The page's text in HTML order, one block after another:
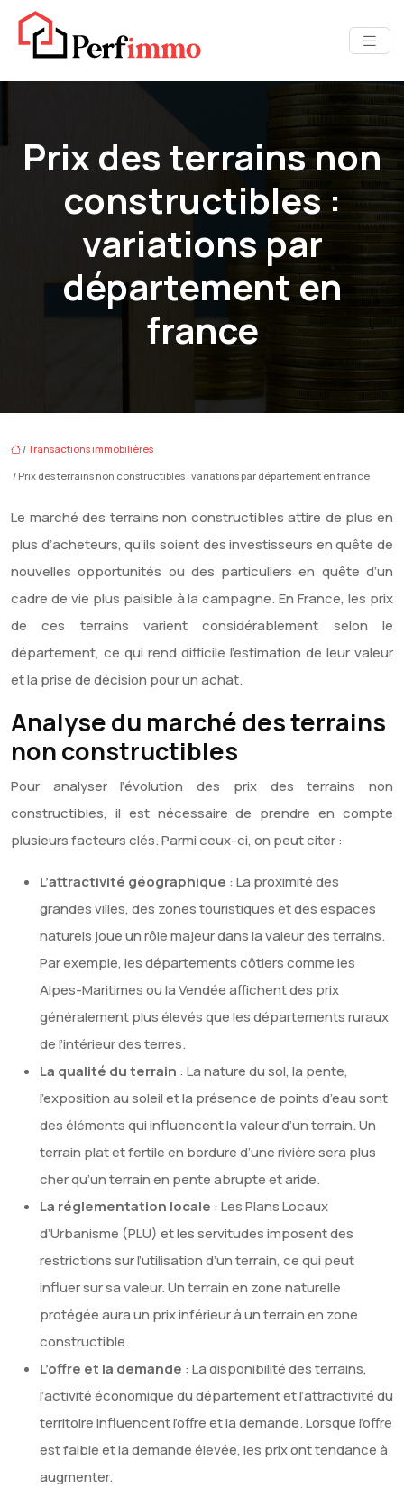
Prix des terrains non
constructibles :
variations par
département en
france
/Transactions immobilières
/ Prix des terrains non constructibles : variations par département en france
Le marché des terrains non constructibles attire de plus en
plus d’acheteurs, qu’ils soient des investisseurs en quête de
nouvelles opportunités ou des particuliers en quête d’un
cadre de vie plus paisible à la campagne. En France, les prix
de ces terrains varient considérablement selon le
département, ce qui rend difficile l’estimation de leur valeur
et la prise de décision pour un achat.
Analyse du marché des terrains
non constructibles
Pour analyser l’évolution des prix des terrains non
constructibles, il est nécessaire de prendre en compte
plusieurs facteurs clés. Parmi ceux-ci, on peut citer :
L’attractivité géographique : La proximité des
grandes villes, des zones touristiques et des espaces
naturels joue un rôle majeur dans la valeur des terrains.
Par exemple, les départements côtiers comme les
Alpes-Maritimes ou la Vendée affichent des prix
généralement plus élevés que les départements ruraux
de l’intérieur des terres.
La qualité du terrain : La nature du sol, la pente,
l’exposition au soleil et la présence de points d’eau sont
des éléments qui influencent la valeur d’un terrain. Un
terrain plat et fertile en bordure d’une rivière sera plus
cher qu’un terrain en pente abrupte et aride.
La réglementation locale : Les Plans Locaux
d’Urbanisme (PLU) et les servitudes imposent des
restrictions sur l’utilisation d’un terrain, ce qui peut
influer sur sa valeur. Un terrain en zone naturelle
protégée aura un prix inférieur à un terrain en zone
constructible.
L’offre et la demande : La disponibilité des terrains,
l’activité économique du département et l’attractivité du
territoire influencent l’offre et la demande. Lorsque l’offre
est faible et la demande élevée, les prix ont tendance à
augmenter.